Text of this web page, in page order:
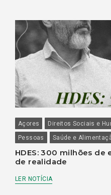
Açores Direitos Sociais e
Pessoas
Saúde e
HDES: 300 milhões de
de realidade
LER NOTÍCIA